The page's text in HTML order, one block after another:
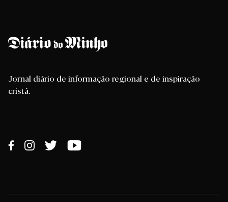
Jornal diário de informação regional e de inspiração
cristã.